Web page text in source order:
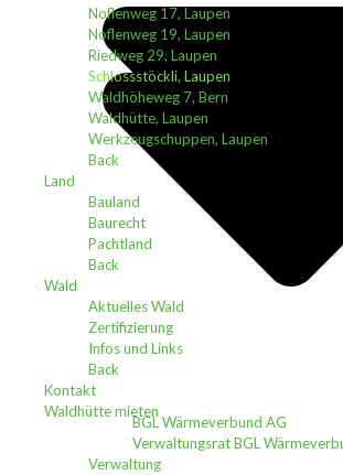
BGL Wärmeverbund AG
Verwaltungsrat BGL
Verwaltung
Noflenweg 17, Laupen
Noflenweg 19, Laupen
Riedweg 29, Laupen
Schlossstöckli, Laupen
Waldhöheweg 7, Bern
Waldhütte, Laupen
Werkzeugschuppen, Laupen
Back
Land
Bauland
Baurecht
Pachtland
Back
Wald
Aktuelles Wald
Zertifizierung
Infos und Links
Back
Kontakt
Waldhütte mieten